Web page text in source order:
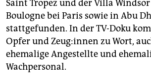
Saint Tropez und der Villa
Boulogne bei Paris sowie in Abu
stattgefunden. In der TV-Doku
Opfer und Zeu­g:in­nen zu Wort,
ehemalige Angestellte und
Wachpersonal.